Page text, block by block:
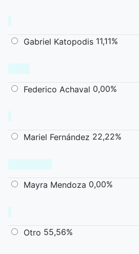
Gabriel Katopodis 11,11%
Federico Achaval 0,00%
Mariel Fernández 22,22%
Mayra Mendoza 0,00%
Otro 55,56%